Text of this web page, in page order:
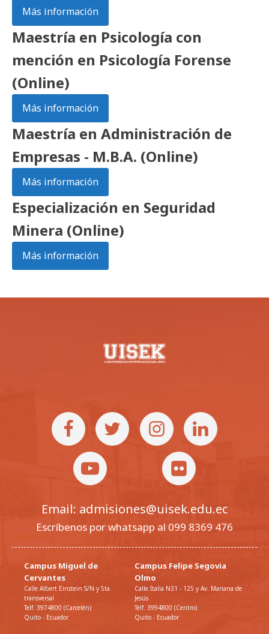
Más información
Maestría en Psicología con
mención en Psicología Forense
(Online)
Más información
Maestría en Administración de
Empresas - M.B.A. (Online)
Más información
Especialización en Seguridad
Minera (Online)
Más información
Email: admisiones@uisek.edu.ec
Escríbenos por whatsapp al 099 8369 476
Campus Miguel de
Cervantes
Calle Albert Einstein S/N y 5ta.
transversal
Telf. 3974800 (Carcelén)
Quito - Ecuador
Campus Felipe Segovia
Olmo
Calle Italia N31 - 125 y Av. Mariana de
Jesús
Telf. 3994800 (Centro)
Quito - Ecuador